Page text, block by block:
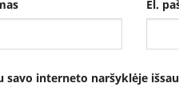
El.
savo interneto naršyklėje